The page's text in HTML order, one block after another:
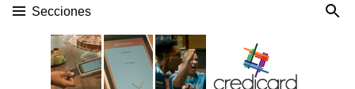
Secciones